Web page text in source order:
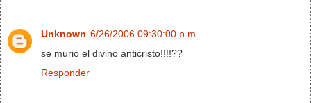
Unknown 6/26/2006 09:30:00 p.m.
se murio el divino anticristo!!!!??
Responder